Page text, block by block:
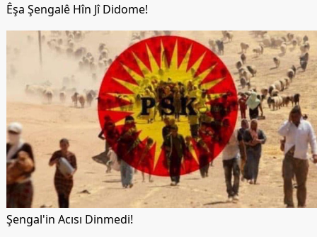
Êşa Şengalê Hîn Jî Didome!
Şengal'in Acısı Dinmedi!